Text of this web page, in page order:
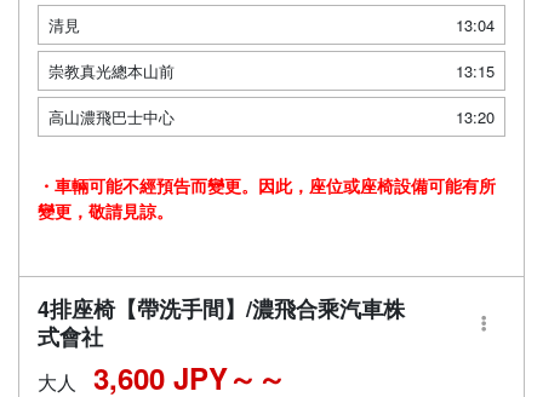
清見
13:04
崇教真光總本山前
13:15
高山濃飛巴士中心
13:20
・車輛可能不經預告而變更。因此，座位或座椅設備可能有所
變更，敬請見諒。
4排座椅【帶洗手間】/濃飛合乘汽車株
式會社
大人 3,600 JPY～